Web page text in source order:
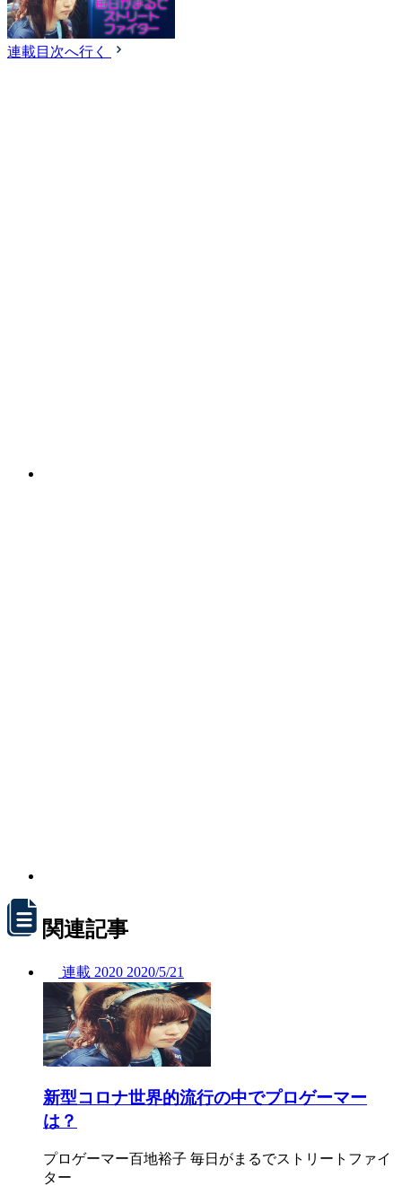
連載目次へ行く
関連記事
連載 2020 2020/5/21
新型コロナ世界的流行の中でプロゲーマー
は？
プロゲーマー百地裕子 毎日がまるでストリートファイ
ター